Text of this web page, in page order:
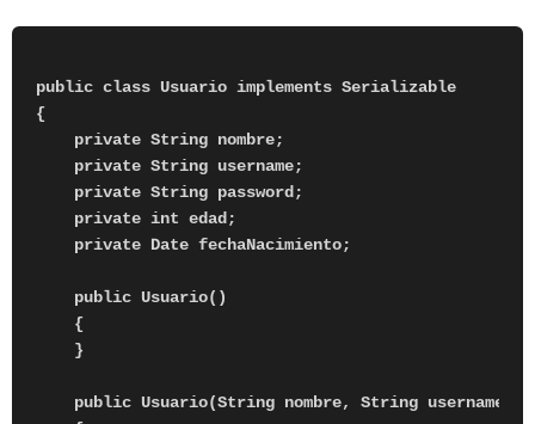
public class Usuario implements Serializable
{
    private String nombre;
    private String username;
    private String password;
    private int edad;
    private Date fechaNacimiento;
    public Usuario()
    {
    }
public Usuario(String nombre, String username,